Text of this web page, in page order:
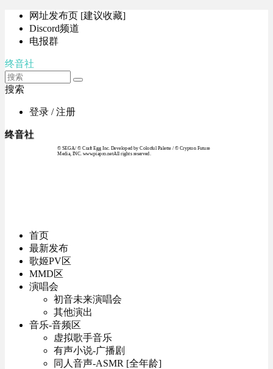
网址发布页 [建议收藏]
Discord频道
电报群
终音社
搜索
登录 / 注册
终音社
© SEGA / © Craft Egg Inc. Developed by Colorful Palette / © Crypton Future
Media, INC. www.piapro.netAll rights reserved.
首页
最新发布
歌姬PV区
MMD区
演唱会
初音未来演唱会
其他演出
音乐-音频区
虚拟歌手音乐
有声小说-广播剧
同人音声-ASMR [全年龄]